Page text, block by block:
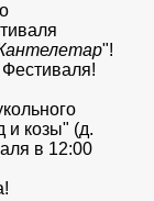
"!
и козы" (д.
в 12:00